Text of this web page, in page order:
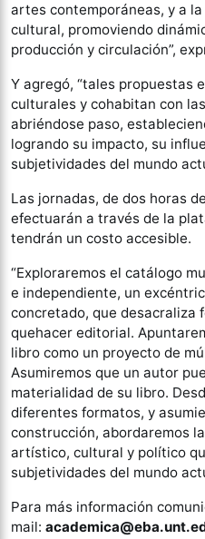
artes contemporáneas, y a
cultural, promoviendo
producción y circulación”,
Y agregó, “tales propuestas
culturales y cohabitan con
abriéndose paso,
logrando su impacto, su
subjetividades del mundo
Las jornadas, de dos horas
efectuarán a través de la
tendrán un costo accesible.
“Exploraremos el catálogo
e independiente, un
concretado, que desacraliza
quehacer editorial.
libro como un proyecto de
Asumiremos que un autor
materialidad de su libro.
diferentes formatos, y
construcción, abordaremos
artístico, cultural y político
subjetividades del mundo
Para más información
mail: